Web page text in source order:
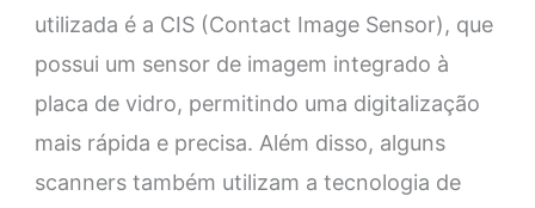
utilizada é a CIS (Contact Image Sensor), que
possui um sensor de imagem integrado à
placa de vidro, permitindo uma digitalização
mais rápida e precisa. Além disso, alguns
scanners também utilizam a tecnologia de